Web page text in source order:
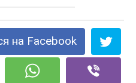
на Facebook